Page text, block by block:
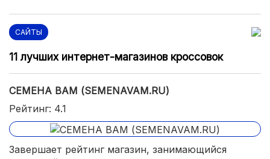
САЙТЫ
11 лучших интернет-магазинов кроссовок
СЕМЕНА ВАМ (SEMENAVAM.RU)
Рейтинг: 4.1
Завершает рейтинг магазин, занимающийся